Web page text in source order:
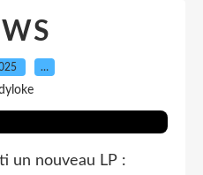
…
un nouveau LP :